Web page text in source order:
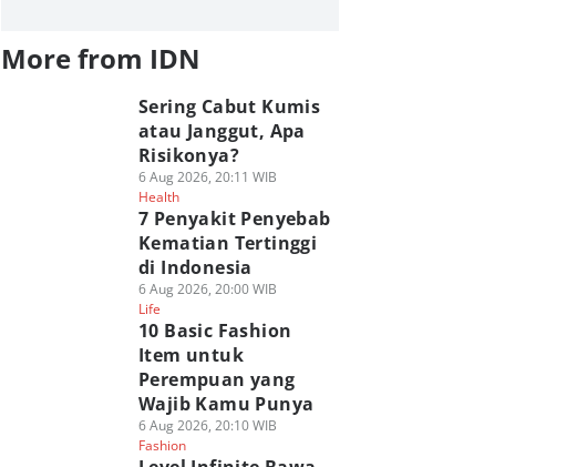
More from IDN
Sering Cabut Kumis
atau Janggut, Apa
Risikonya?
6 Aug 2026, 20:11 WIB
Health
7 Penyakit Penyebab
Kematian Tertinggi
di Indonesia
6 Aug 2026, 20:00 WIB
Life
10 Basic Fashion
Item untuk
Perempuan yang
Wajib Kamu Punya
6 Aug 2026, 20:10 WIB
Fashion